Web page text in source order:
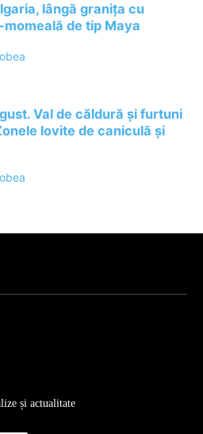
lângă granița cu
de tip Maya
Val de căldură și furtuni
lovite de caniculă și
și actualitate